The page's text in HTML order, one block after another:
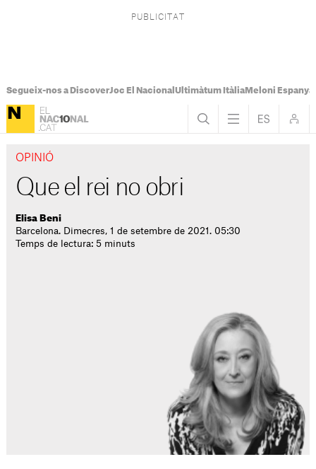
Segueix-nos a DiscoverJoc El Nacional Ultimàtum ItàliaMeloni Espanya
OPINIÓ
Que el rei no obri
Elisa Beni
Barcelona. Dimecres, 1 de setembre de 2021. 05:30
Temps de lectura: 5 minuts